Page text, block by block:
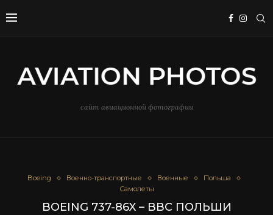
сайт авиационной фотографии
Boeing Военно-транспортные Военные
Польша
Самолеты
BOEING 737-86X – ВВС ПОЛЬШИ